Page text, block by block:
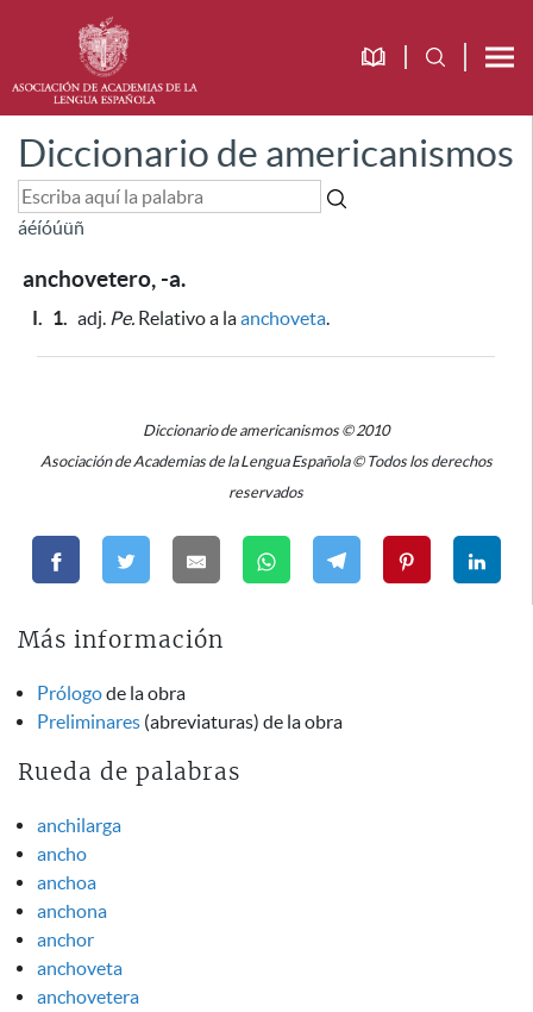
Diccionario de americanismos
áéíóúüñ
anchovetero, -a.
I. 1. adj. Pe. Relativo a laanchoveta.
Diccionario de americanismos © 2010
Asociación de Academias de la Lengua Española © Todos los derechos
reservados
Más información
Prólogode la obra
Preliminares (abreviaturas) de la obra
Rueda de palabras
anchilarga
ancho
anchoa
anchona
anchor
anchoveta
anchovetera